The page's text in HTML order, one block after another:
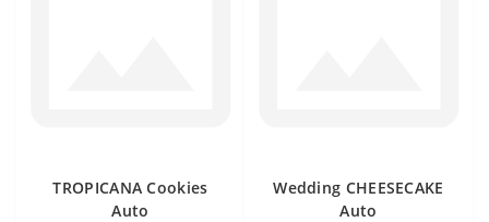
TROPICANA Cookies
Auto
Wedding CHEESECAKE
Auto